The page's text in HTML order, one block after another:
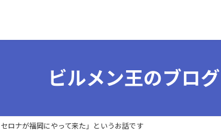
ビルメン王のブログ
ロナが福岡にやって来た」というお話です